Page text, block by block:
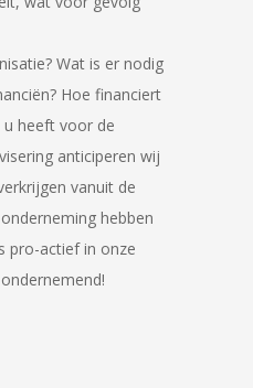
Wat is er nodig
Hoe financiert
u heeft voor de
anticiperen wij
vanuit de
hebben
pro-actief in onze